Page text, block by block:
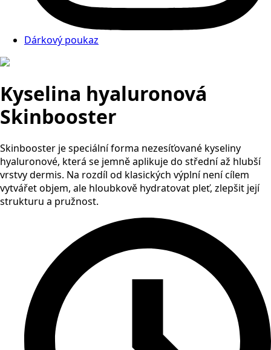
Dárkový poukaz
Kyselina hyaluronová
Skinbooster
Skinbooster je speciální forma nezesíťované kyseliny
hyaluronové, která se jemně aplikuje do střední až hlubší
vrstvy dermis. Na rozdíl od klasických výplní není cílem
vytvářet objem, ale hloubkově hydratovat pleť, zlepšit její
strukturu a pružnost.